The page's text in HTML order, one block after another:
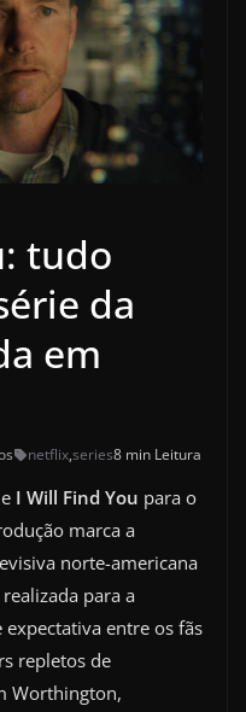
tudo
da
em
netflix,series8 min Leitura
I Will Find You para o
marca a
norte-americana
para a
expectativa entre os fãs
repletos de
Worthington,